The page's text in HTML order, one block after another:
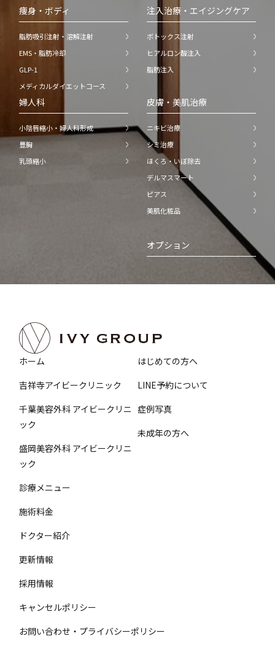
痩身・ボディ
脂肪吸引注射・溶解注射
EMS・脂肪冷却
GLP-1
メディカルダイエットコース
注入治療・エイジングケア
ボトックス注射
ヒアルロン酸注入
脂肪注入
婦人科
小陰唇縮小・婦人科形成
豊胸
乳頭縮小
皮膚・美肌治療
ニキビ治療
シミ治療
ほくろ・いぼ除去
デルマスマート
ピアス
美肌化粧品
オプション
ホーム
吉祥寺アイビークリニック
千葉美容外科 アイビークリニ
ック
盛岡美容外科 アイビークリニ
ック
診療メニュー
施術料金
ドクター紹介
はじめての方へ
LINE予約について
症例写真
未成年の方へ
更新情報
採用情報
キャンセルポリシー
お問い合わせ・プライバシーポリシー